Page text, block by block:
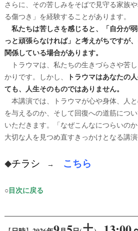
さらに、その苦しみをそばで見守る家族
る傷つき」を経験することがあります。
私たちは苦しさを感じると、「自分が
っと頑張らなければ」と考えがちですが
関係している場合があります。
トラウマは、私たちの生きづらさや苦
かりです。しかし、
トラウマはあなたの
ても、人生そのものではありません。
本講演では、トラウマが心や身体、人
を与えるのか、そして回復への道筋につ
いただきます。「なぜこんなにつらいの
大切な人を見つめ直すきっかけとなる講演
◆チラシ → こちら
○目次に戻る